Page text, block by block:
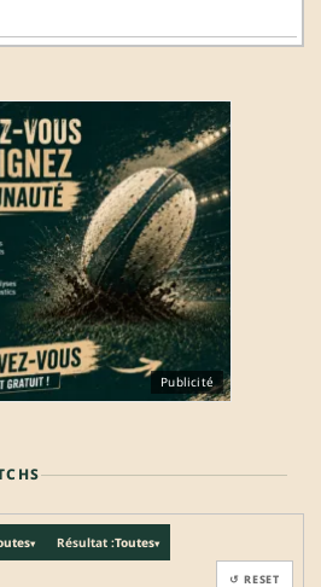
Publicité
▾ Résultat :Toutes▾
↺ RESET